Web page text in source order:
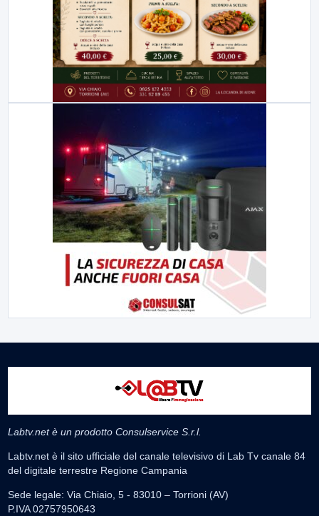
Labtv.net è un prodotto Consulservice S.r.l.
Labtv.net è il sito ufficiale del canale televisivo di Lab Tv canale 84
del digitale terrestre Regione Campania
Sede legale: Via Chiaio, 5 - 83010 – Torrioni (AV)
P.IVA 02757950643